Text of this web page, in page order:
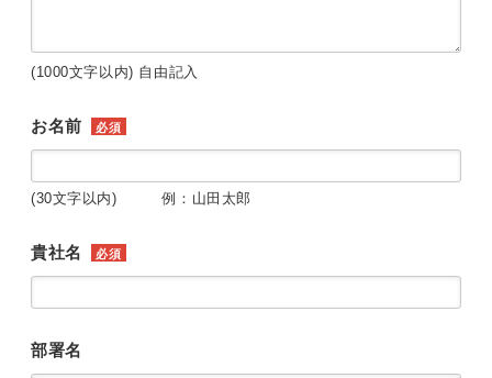
(1000文字以内) 自由記入
お名前 必須
(30文字以内) 例：山田太郎
貴社名 必須
部署名